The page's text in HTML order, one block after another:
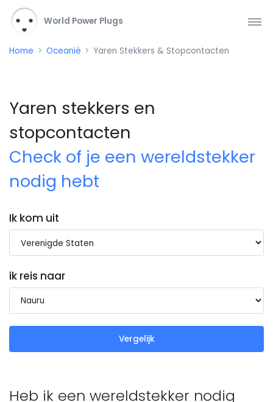
World Power Plugs
Home Oceanië Yaren Stekkers & Stopcontacten
Yaren stekkers en
stopcontacten
Check of je een wereldstekker
nodig hebt
Ik kom uit
ik reis naar
Vergelijk
Heb ik een wereldstekker nodig